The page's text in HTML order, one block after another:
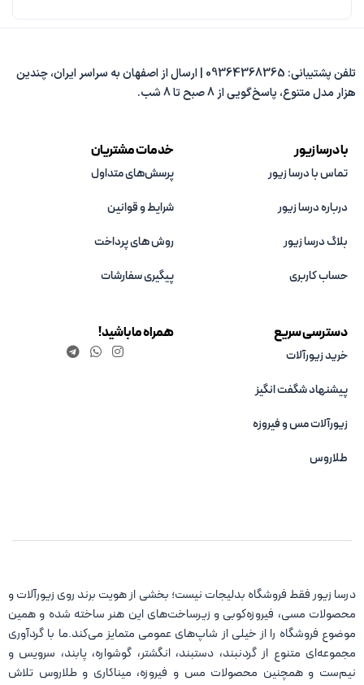
تلفن پشتیبانی: 09364368365 | ارسال از اصفهان به سراسر ایران، چندین
هزار مدل متنوع، پاسخ‌گویی از 8 صبح تا 8 شب.
با درسا زیور
تماس با درسا زیور
درباره درسا زیور
بلاگ درسا زیور
حساب کاربری
خدمات مشتریان
پرسش‌های متداول
شرایط و قوانین
روش های پرداخت
پیگیری سفارشات
دسترسی سریع
خرید زیورآلات
پیشنهاد شگفت انگیز
زیورآلات مس و فیروزه‌
طلاروس
همراه ما باشید!
درسا زیور فقط فروشگاه بدلیجات نیست؛ بخشی از هویت برند روی زیورآلات و
محصولات مسی، فیروزه‌کوبی و زیرساخت‌های این هنر ساخته شده و همین
موضوع فروشگاه را از خیلی از شاپ‌های عمومی متمایز می‌کند.ما با گردآوری
مجموعه‌ای متنوع از گردنبند، دستبند، انگشتر، گوشواره، پابند، سرویس و
نیم‌ست و همچنین محصولات مس و فیروزه، میناکاری و طلاروس تلاش